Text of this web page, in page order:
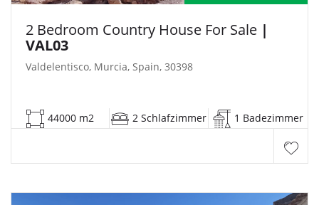
2 Bedroom Country House For Sale |
VAL03
Valdelentisco, Murcia, Spain, 30398
44000 m2 2 Schlafzimmer 1 Badezimmer